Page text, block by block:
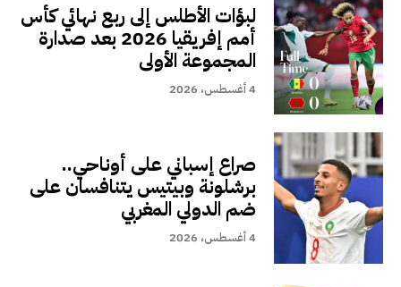
لبؤات الأطلس إلى ربع نهائي كأس
أمم إفريقيا 2026 بعد صدارة
المجموعة الأولى
4 أغسطس، 2026
صراع إسباني على أوناحي..
برشلونة وبيتيس يتنافسان على
ضم الدولي المغربي
4 أغسطس، 2026